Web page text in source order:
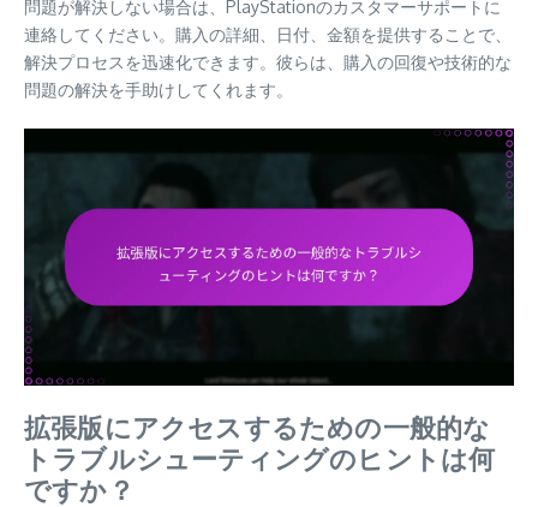
問題が解決しない場合は、PlayStationのカスタマーサポートに
連絡してください。購入の詳細、日付、金額を提供することで、
解決プロセスを迅速化できます。彼らは、購入の回復や技術的な
問題の解決を手助けしてくれます。
拡張版にアクセスするための一般的な
トラブルシューティングのヒントは何
ですか？